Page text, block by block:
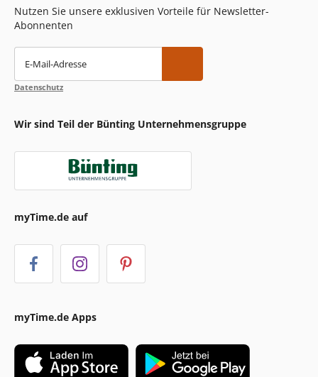
Nutzen Sie unsere exklusiven Vorteile für Newsletter-
Abonnenten
E-Mail-Adresse
Datenschutz
Wir sind Teil der Bünting Unternehmensgruppe
myTime.de auf
myTime.de Apps